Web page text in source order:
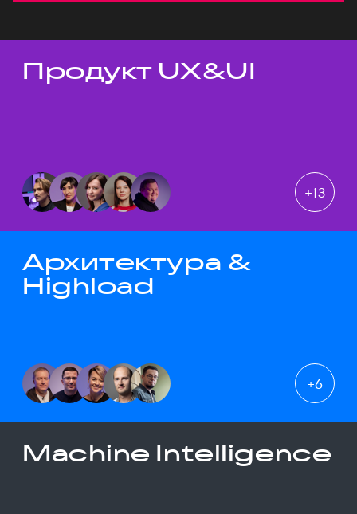
Темы докладов
Продукт UX&UI
+13
Архитектура &
Highload
+6
Machine Intelligence